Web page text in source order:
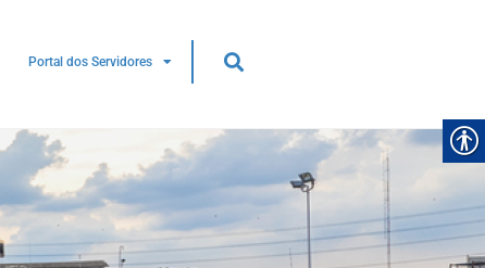
Portal dos Servidores